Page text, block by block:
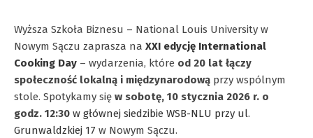
Wyższa Szkoła Biznesu – National Louis University w
Nowym Sączu zaprasza na XXI edycję International
Cooking Day – wydarzenia, które od 20 lat łączy
społeczność lokalną i międzynarodową przy wspólnym
stole. Spotykamy się w sobotę, 10 stycznia 2026 r. o
godz. 12:30 w głównej siedzibie WSB-NLU przy ul.
Grunwaldzkiej 17 w Nowym Sączu.